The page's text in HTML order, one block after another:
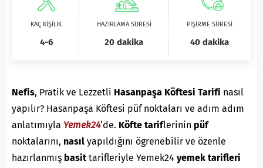
KAÇ KİŞİLİK
4-6
HAZIRLAMA SÜRESİ
20 dakika
PİŞİRME SÜRESİ
40 dakika
Nefis, Pratik ve Lezzetli Hasanpaşa Köftesi Tarifi nasıl
yapılır? Hasanpaşa Köftesi püf noktaları ve adım adım
anlatımıyla Yemek24‘de. Köfte tariflerinin püf
noktalarını, nasıl yapıldığını ögrenebilir ve özenle
hazırlanmış basittarifleriyle Yemek24 yemek tarifleri